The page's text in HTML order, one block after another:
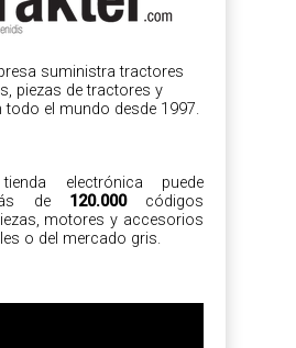
suministra tractores
piezas de tractores y
el mundo desde 1997.
electrónica puede
de 120.000códigos
motores y accesorios
o del mercado gris.